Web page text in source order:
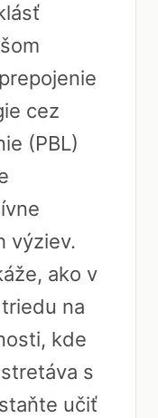
cez
(PBL)
výziev.
ako v
na
kde
s
učiť